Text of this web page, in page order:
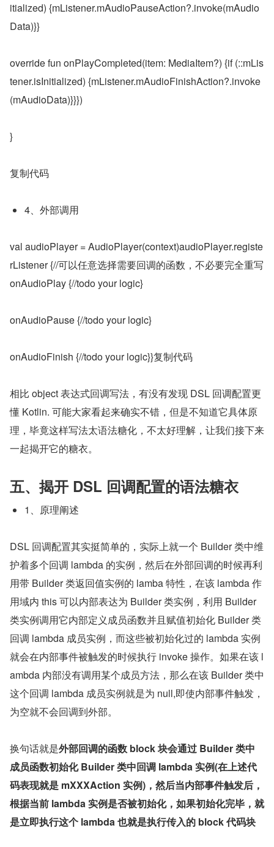
itialized) {mListener.mAudioPauseAction?.invoke(mAudio
Data)}}
override fun onPlayCompleted(item: MediaItem?) {if (::mLis
tener.isInitialized) {mListener.mAudioFinishAction?.invoke
(mAudioData)}}})
}
复制代码
4、外部调用
val audioPlayer = AudioPlayer(context)audioPlayer.registe
rListener {//可以任意选择需要回调的函数，不必要完全重写
onAudioPlay {//todo your logic}
onAudioPause {//todo your logic}
onAudioFinish {//todo your logic}}复制代码
相比 object 表达式回调写法，有没有发现 DSL 回调配置更
懂 Kotlin. 可能大家看起来确实不错，但是不知道它具体原
理，毕竟这样写法太语法糖化，不太好理解，让我们接下来
一起揭开它的糖衣。
五、揭开 DSL 回调配置的语法糖衣
1、原理阐述
DSL 回调配置其实挺简单的，实际上就一个 Builder 类中维
护着多个回调 lambda 的实例，然后在外部回调的时候再利
用带 Builder 类返回值实例的 lamba 特性，在该 lambda 作
用域内 this 可以内部表达为 Builder 类实例，利用 Builder
类实例调用它内部定义成员函数并且赋值初始化 Builder 类
回调 lambda 成员实例，而这些被初始化过的 lambda 实例
就会在内部事件被触发的时候执行 invoke 操作。如果在该 l
ambda 内部没有调用某个成员方法，那么在该 Builder 类中
这个回调 lambda 成员实例就是为 null,即使内部事件触发，
为空就不会回调到外部。
换句话就是外部回调的函数 block 块会通过 Builder 类中
成员函数初始化 Builder 类中回调 lambda 实例(在上述代
码表现就是 mXXXAction 实例)，然后当内部事件触发后，
根据当前 lambda 实例是否被初始化，如果初始化完毕，就
是立即执行这个 lambda 也就是执行传入的 block 代码块